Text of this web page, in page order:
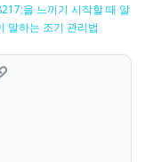
을 느끼기 시작할 때 알
말하는 조기 관리법